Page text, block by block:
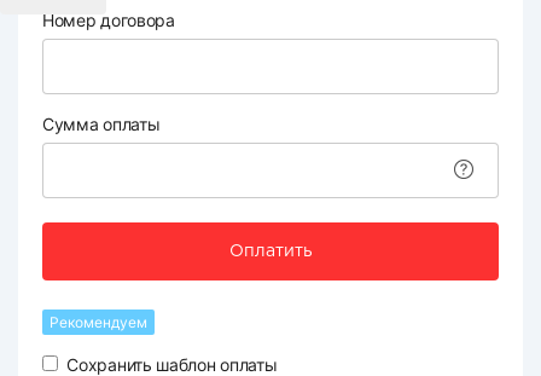
Номер договора
Сумма оплаты
Оплатить
Рекомендуем
Сохранить шаблон оплаты